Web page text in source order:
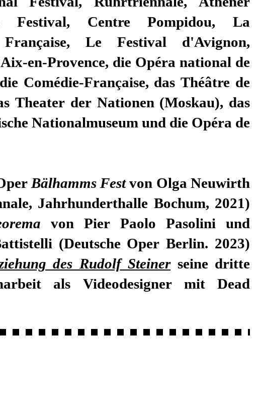
Bälhamms Festvon Olga Neuwirth
Jahrhunderthalle Bochum, 2021)
von Pier Paolo Pasolini und
(Deutsche Oper Berlin. 2023)
des Rudolf Steinerseine dritte
als Videodesigner mit Dead